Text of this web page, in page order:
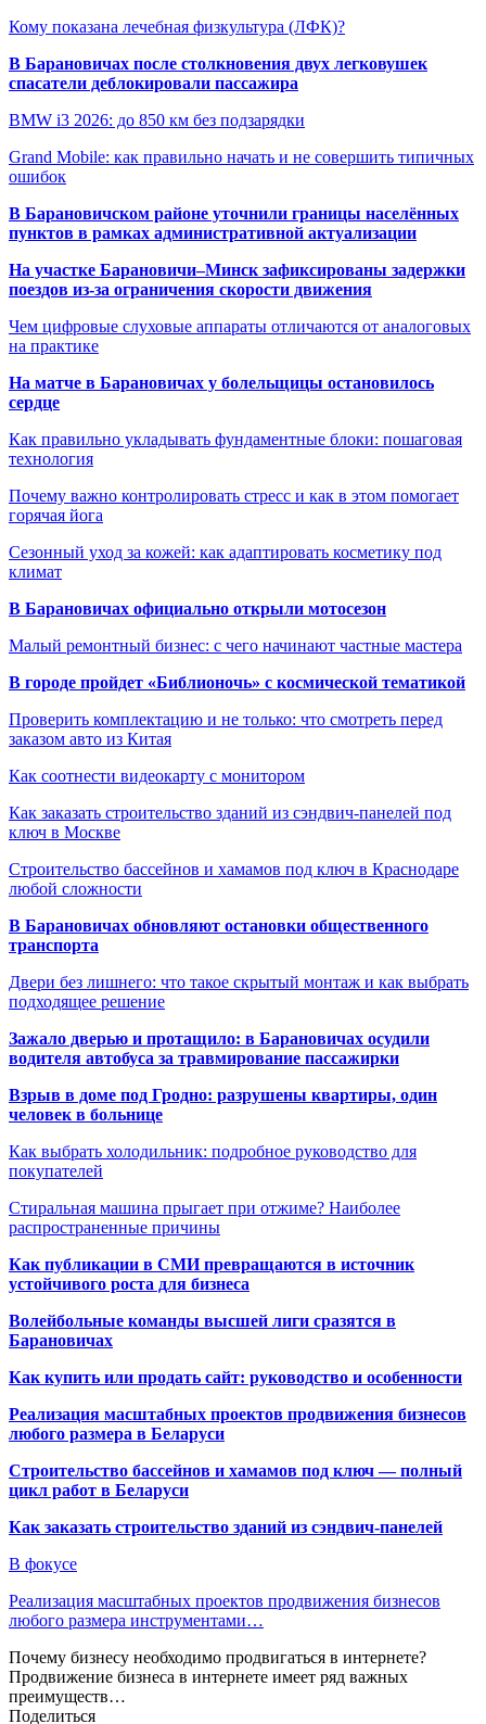
Кому показана лечебная физкультура (ЛФК)?
В Барановичах после столкновения двух легковушек
спасатели деблокировали пассажира
BMW i3 2026: до 850 км без подзарядки
Grand Mobile: как правильно начать и не совершить типичных
ошибок
В Барановичском районе уточнили границы населённых
пунктов в рамках административной актуализации
На участке Барановичи–Минск зафиксированы задержки
поездов из-за ограничения скорости движения
Чем цифровые слуховые аппараты отличаются от аналоговых
на практике
На матче в Барановичах у болельщицы остановилось
сердце
Как правильно укладывать фундаментные блоки: пошаговая
технология
Почему важно контролировать стресс и как в этом помогает
горячая йога
Сезонный уход за кожей: как адаптировать косметику под
климат
В Барановичах официально открыли мотосезон
Малый ремонтный бизнес: с чего начинают частные мастера
В городе пройдет «Библионочь» с космической тематикой
Проверить комплектацию и не только: что смотреть перед
заказом авто из Китая
Как соотнести видеокарту с монитором
Как заказать строительство зданий из сэндвич-панелей под
ключ в Москве
Строительство бассейнов и хамамов под ключ в Краснодаре
любой сложности
В Барановичах обновляют остановки общественного
транспорта
Двери без лишнего: что такое скрытый монтаж и как выбрать
подходящее решение
Зажало дверью и протащило: в Барановичах осудили
водителя автобуса за травмирование пассажирки
Взрыв в доме под Гродно: разрушены квартиры, один
человек в больнице
Как выбрать холодильник: подробное руководство для
покупателей
Стиральная машина прыгает при отжиме? Наиболее
распространенные причины
Как публикации в СМИ превращаются в источник
устойчивого роста для бизнеса
Волейбольные команды высшей лиги сразятся в
Барановичах
Как купить или продать сайт: руководство и особенности
Реализация масштабных проектов продвижения бизнесов
любого размера в Беларуси
Строительство бассейнов и хамамов под ключ — полный
цикл работ в Беларуси
Как заказать строительство зданий из сэндвич-панелей
В фокусе
Реализация масштабных проектов продвижения бизнесов
любого размера инструментами…
Почему бизнесу необходимо продвигаться в интернете?
Продвижение бизнеса в интернете имеет ряд важных
преимуществ…
Поделиться